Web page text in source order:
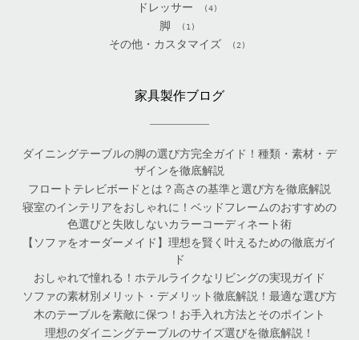
ドレッサー (4)
脚 (1)
その他・カスタマイズ (2)
家具製作ブログ
ダイニングテーブルの脚の選び方完全ガイド！種類・素材・デ
ザインを徹底解説
フロートテレビボードとは？高さの基準と選び方を徹底解説
寝室のインテリアをおしゃれに！ベッドフレームのおすすめの
色選びと失敗しないカラーコーディネート術
【ソファをオーダーメイド】理想を賢く叶えるための徹底ガイ
ド
おしゃれで憧れる！ホテルライクなリビングの実現ガイド
ソファの素材別メリット・デメリット徹底解説！最適な選び方
木のテーブルを素敵に保つ！お手入れ方法とそのポイント
理想のダイニングテーブルのサイズ選びを徹底解説！